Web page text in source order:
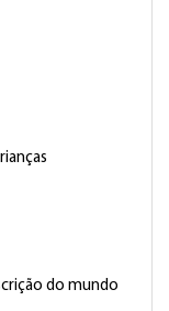
do mundo